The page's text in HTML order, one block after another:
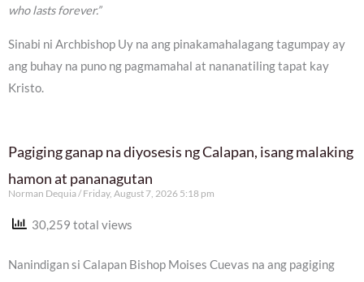
who lasts forever.”
Sinabi ni Archbishop Uy na ang pinakamahalagang tagumpay ay
ang buhay na puno ng pagmamahal at nananatiling tapat kay
Kristo.
Pagiging ganap na diyosesis ng Calapan, isang malaking
hamon at pananagutan
Norman Dequia Friday, August 7, 2026 5:18 pm
30,259 total views
Nanindigan si Calapan Bishop Moises Cuevas na ang pagiging